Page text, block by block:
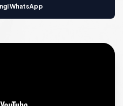
WhatsApp